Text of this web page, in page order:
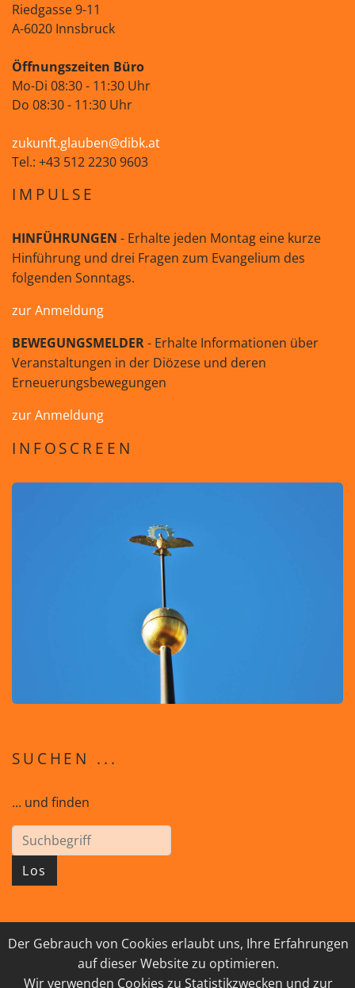
Der Gebrauch von Cookies erlaubt uns, Ihre Erfahrungen
auf dieser Website zu optimieren.
Wir verwenden Cookies zu Statistikzwecken und zur
Riedgasse 9-11
A-6020 Innsbruck
Öffnungszeiten Büro
Mo-Di 08:30 - 11:30 Uhr
Do 08:30 - 11:30 Uhr
zukunft.glauben@dibk.at
Tel.: +43 512 2230 9603
IMPULSE
HINFÜHRUNGEN - Erhalte jeden Montag eine kurze
Hinführung und drei Fragen zum Evangelium des
folgenden Sonntags.
zur Anmeldung
BEWEGUNGSMELDER- Erhalte Informationen über
Veranstaltungen in der Diözese und deren
Erneuerungsbewegungen
zur Anmeldung
INFOSCREEN
SUCHEN ...
... und finden
Los
© 2026 GEISTreich - Diözese Innsbruck
IMPRESSUM
LINKSAMMLUNG